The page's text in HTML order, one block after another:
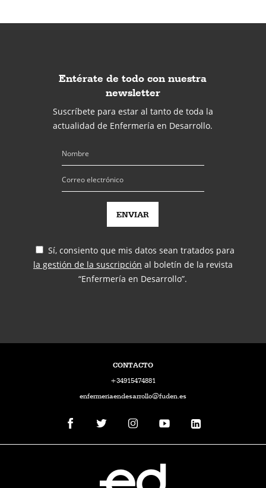
Entérate de todo con nuestra
newsletter
Suscríbete para estar al tanto de toda la
actualidad de Enfermería en Desarrollo.
Sí, consiento que mis datos sean tratados para
la gestión de la suscripción al boletín de la revista
“Enfermería en Desarrollo”.
CONTACTO
+34915474881
enfermeriaendesarrollo@fuden.es